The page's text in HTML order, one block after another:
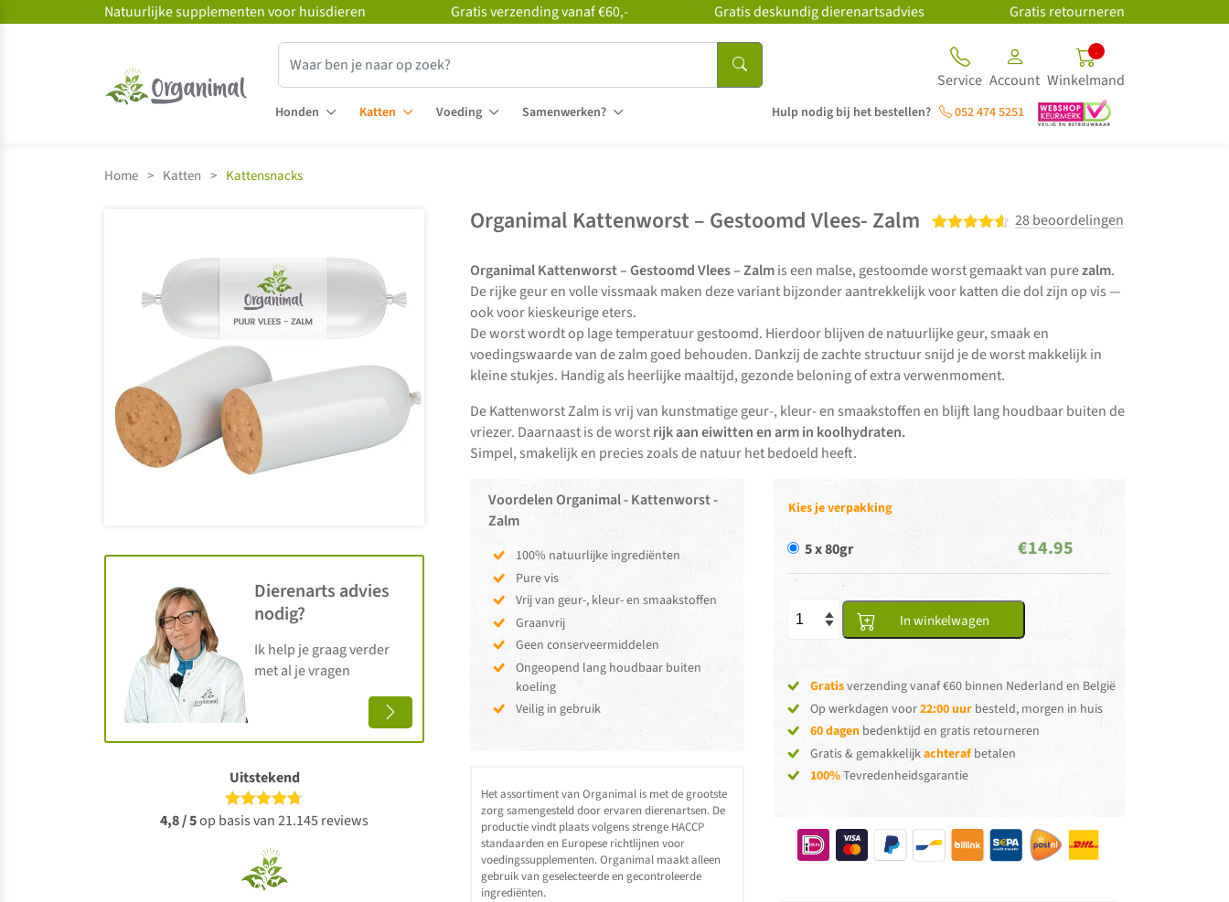
Natuurlijke supplementen voor huisdieren Gratis verzending vanaf €60,- Gratis deskundig dierenartsadvies Gratis retourneren
Service Account
...
Winkelmand
Honden Katten Voeding Samenwerken? Hulp nodig bij het bestellen? 052 474 5251
Home > Katten > Kattensnacks
Dierenarts advies
nodig?
Ik help je graag verder
met al je vragen
Uitstekend
4,8 / 5op basis van 21.145 reviews
Organimal Kattenworst – Gestoomd Vlees- Zalm 28 beoordelingen
Organimal Kattenworst – Gestoomd Vlees – Zalmis een malse, gestoomde worst gemaakt van purezalm.
De rijke geur en volle vissmaak maken deze variant bijzonder aantrekkelijk voor katten die dol zijn op vis —
ook voor kieskeurige eters.
De worst wordt op lage temperatuur gestoomd. Hierdoor blijven de natuurlijke geur, smaak en
voedingswaarde van de zalm goed behouden. Dankzij de zachte structuur snijd je de worst makkelijk in
kleine stukjes. Handig als heerlijke maaltijd, gezonde beloning of extra verwenmoment.
De Kattenworst Zalm is vrij van kunstmatige geur-, kleur- en smaakstoffen en blijft lang houdbaar buiten de
vriezer. Daarnaast is de worstrijk aan eiwitten en arm in koolhydraten.
Simpel, smakelijk en precies zoals de natuur het bedoeld heeft.
Voordelen Organimal - Kattenworst -
Zalm
100% natuurlijke ingrediënten
Pure vis
Vrij van geur-, kleur- en smaakstoffen
Graanvrij
Geen conserveermiddelen
Ongeopend lang houdbaar buiten
koeling
Veilig in gebruik
Het assortiment van Organimal is met de grootste
zorg samengesteld door ervaren dierenartsen. De
productie vindt plaats volgens strenge HACCP
standaarden en Europese richtlijnen voor
voedingssupplementen. Organimal maakt alleen
gebruik van geselecteerde en gecontroleerde
ingrediënten.
Kies je verpakking
5 x 80gr €14.95
In winkelwagen
Gratisverzending vanaf €60 binnen Nederland en België
Op werkdagen voor22:00 uur besteld, morgen in huis
60 dagen bedenktijd en gratis retourneren
Gratis & gemakkelijkachteraf betalen
100%Tevredenheidsgarantie